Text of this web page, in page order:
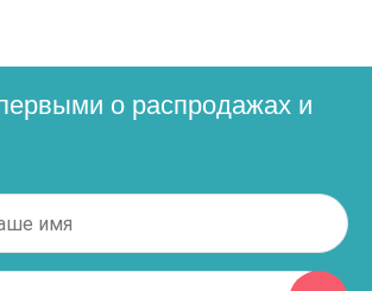
о распродажах и